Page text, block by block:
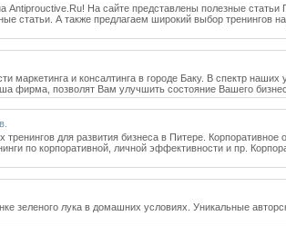
Antiprouctive.Ru! На сайте представлены полезные
статьи. А также предлагаем широкий выбор
маркетинга и консалтинга в городе Баку. В спектр
фирма, позволят Вам улучшить состояние Вашего
для развития бизнеса в Питере.
по корпоративной, личной эффективности и пр.
зеленого лука в домашних условиях. Уникальные